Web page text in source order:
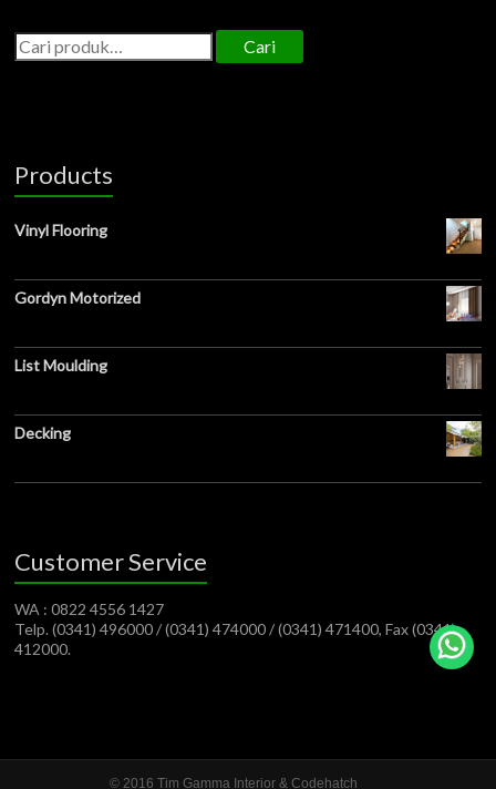
Cari
Products
Vinyl Flooring
Gordyn Motorized
List Moulding
Decking
Customer Service
WA : 0822 4556 1427
Telp. (0341) 496000 / (0341) 474000 / (0341) 471400, Fax (0341)
412000.
© 2016 Tim Gamma Interior & Codehatch